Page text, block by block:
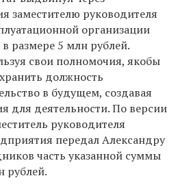
заместителю руководителя
организации
размере 5 млн рублей.
свои полномочия, якобы
должность
в будущем, создавая
для деятельности. По версии
руководителя
передал Александру
часть указанной суммы
рублей.